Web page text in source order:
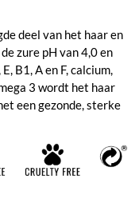
deel van het haar en
zure pH van 4,0 en
B1, A en F, calcium,
3 wordt het haar
een gezonde, sterke